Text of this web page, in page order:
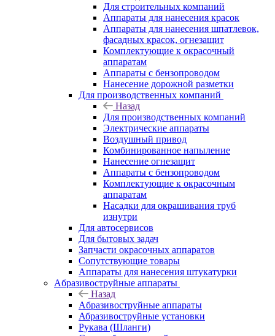
Для строительных компаний
Аппараты для нанесения красок
Аппараты для нанесения шпатлевок,
фасадных красок, огнезащит
Комплектующие к окрасочный
аппаратам
Аппараты с бензопроводом
Нанесение дорожной разметки
Для производственных компаний
Назад
Для производственных компаний
Электрические аппараты
Воздушный привод
Комбинированное напыление
Нанесение огнезащит
Аппараты с бензопроводом
Комплектующие к окрасочным
аппаратам
Насадки для окрашивания труб
изнутри
Для автосервисов
Для бытовых задач
Запчасти окрасочных аппаратов
Сопутствующие товары
Аппараты для нанесения штукатурки
Aбразивоструйные аппараты
Назад
Aбразивоструйные аппараты
Абразивоструйные установки
Рукава (Шланги)